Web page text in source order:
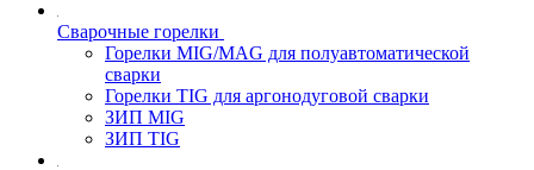
Сварочные горелки
Горелки MIG/MAG для полуавтоматической
сварки
Горелки TIG для аргонодуговой сварки
ЗИП MIG
ЗИП TIG